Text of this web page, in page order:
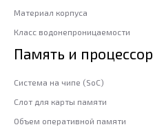
Материал корпуса
Класс водонепроницаемости
Память и процессор
Система на чипе (SoC)
Слот для карты памяти
Объем оперативной памяти